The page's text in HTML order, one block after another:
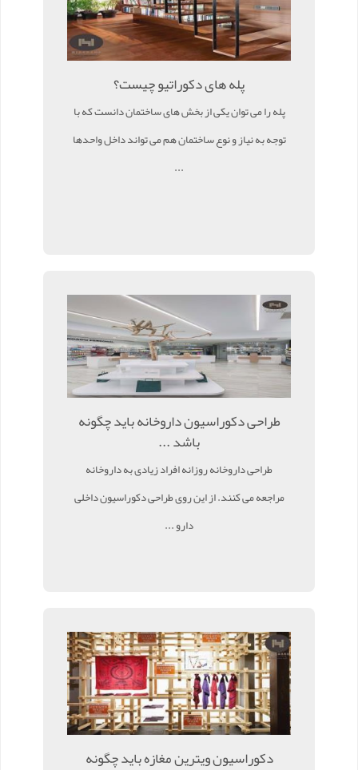
پله های دکوراتیو چیست؟
پله را می توان یکی از بخش های ساختمان دانست که با
توجه به نیاز و نوع ساختمان هم می تواند داخل واحدها
...
طراحی دکوراسیون داروخانه باید چگونه
باشد ...
طراحی داروخانه روزانه افراد زیادی به داروخانه
مراجعه می کنند. از این روی طراحی دکوراسیون داخلی
دارو ...
دکوراسیون ویترین مغازه باید چگونه